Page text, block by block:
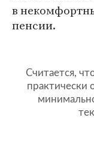
в
пенсии.
Считается,
практически